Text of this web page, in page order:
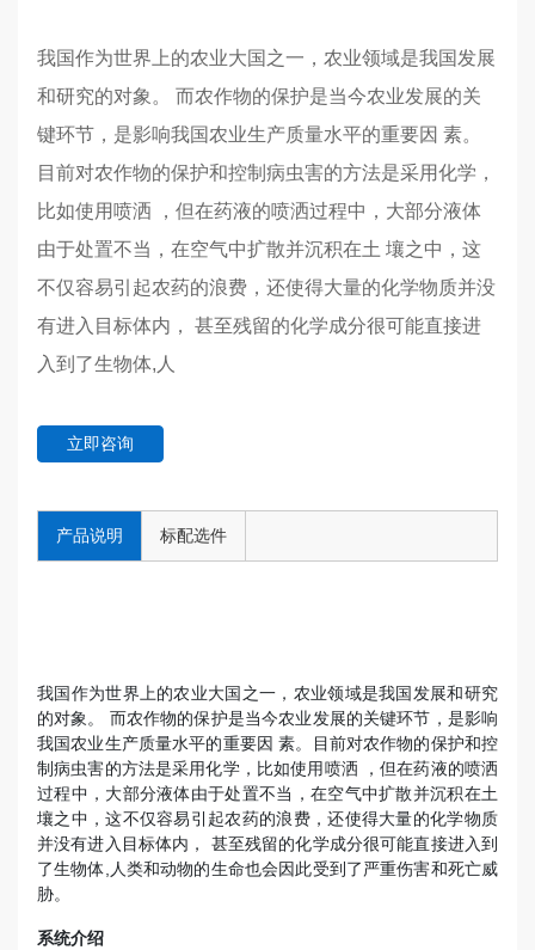
我国作为世界上的农业大国之一，农业领域是我国发展
和研究的对象。 而农作物的保护是当今农业发展的关
键环节，是影响我国农业生产质量水平的重要因 素。
目前对农作物的保护和控制病虫害的方法是采用化学，
比如使用喷洒 ，但在药液的喷洒过程中，大部分液体
由于处置不当，在空气中扩散并沉积在土 壤之中，这
不仅容易引起农药的浪费，还使得大量的化学物质并没
有进入目标体内， 甚至残留的化学成分很可能直接进
入到了生物体,人
立即咨询
产品说明 标配选件
我国作为世界上的农业大国之一，农业领域是我国发展和研究
的对象。 而农作物的保护是当今农业发展的关键环节，是影响
我国农业生产质量水平的重要因 素。目前对农作物的保护和控
制病虫害的方法是采用化学，比如使用喷洒 ，但在药液的喷洒
过程中，大部分液体由于处置不当，在空气中扩散并沉积在土
壤之中，这不仅容易引起农药的浪费，还使得大量的化学物质
并没有进入目标体内， 甚至残留的化学成分很可能直接进入到
了生物体,人类和动物的生命也会因此受到了严重伤害和死亡威
胁。
系统介绍